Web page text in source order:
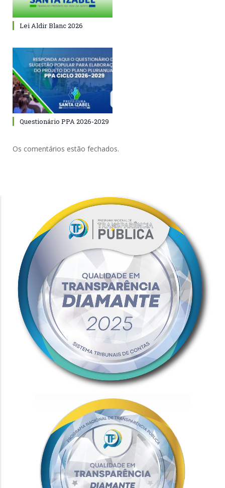
Lei Aldir Blanc 2026
Questionário PPA 2026-2029
Os comentários estão fechados.